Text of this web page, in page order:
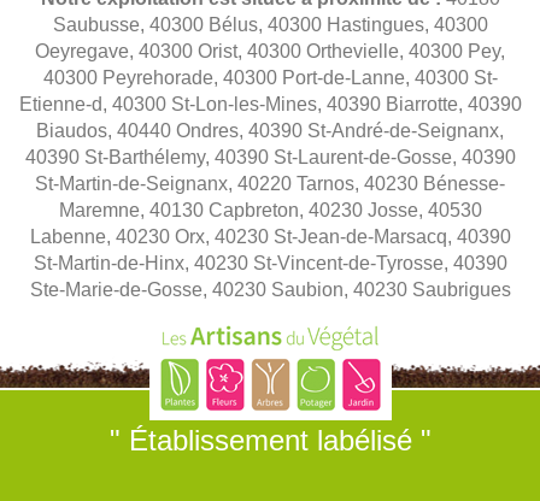
Saubusse, 40300 Bélus, 40300 Hastingues, 40300
Oeyregave, 40300 Orist, 40300 Orthevielle, 40300 Pey,
40300 Peyrehorade, 40300 Port-de-Lanne, 40300 St-
Etienne-d, 40300 St-Lon-les-Mines, 40390 Biarrotte, 40390
Biaudos, 40440 Ondres, 40390 St-André-de-Seignanx,
40390 St-Barthélemy, 40390 St-Laurent-de-Gosse, 40390
St-Martin-de-Seignanx, 40220 Tarnos, 40230 Bénesse-
Maremne, 40130 Capbreton, 40230 Josse, 40530
Labenne, 40230 Orx, 40230 St-Jean-de-Marsacq, 40390
St-Martin-de-Hinx, 40230 St-Vincent-de-Tyrosse, 40390
Ste-Marie-de-Gosse, 40230 Saubion, 40230 Saubrigues
" Établissement labélisé "